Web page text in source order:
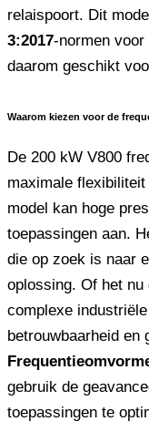
relaispoort. Dit
3:2017-normen voor
daarom geschikt
Waarom kiezen voor de
De 200 kW V800
maximale
model kan hoge
toepassingen aan.
die op zoek is naar
oplossing. Of het nu
complexe
betrouwbaarheid en
gebruik de
toepassingen te